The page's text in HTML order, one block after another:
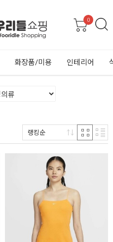
0
화장품/미용 인테리어
랭킹순